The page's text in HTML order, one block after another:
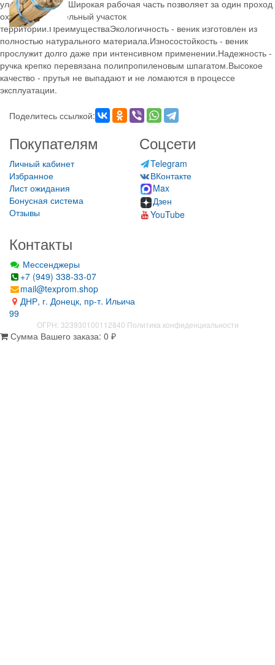
уличной уборки. Широкая рабочая часть позволяет за один проход
охватить значительный участок
территории.ПреимуществаЭкологичность - веник изготовлен из
полностью натурального материала.Износостойкость - веник
прослужит долго даже при интенсивном применении.Надежность -
ручка крепко перевязана полипропиленовым шпагатом.Высокое
качество - прутья не выпадают и не ломаются в процессе
эксплуатации.
Поделитесь ссылкой:
Покупателям
Личный кабинет
Избранное
Лист ожидания
Бонусная система
Отзывы
Соцсети
Telegram
ВКонтакте
Max
Дзен
YouTube
Контакты
Мессенджеры
+7 (949) 338-33-07
mail@texprom.shop
ДНР, г. Донецк, пр-т. Ильича
99
ОГРН: 323930100112840 Политика конфиденциальности
Сумма Вашего заказа: 0 ₽